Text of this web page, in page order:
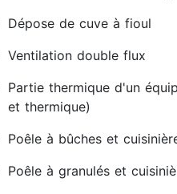
Dépose de cuve à fioul
Ventilation double flux
Partie thermique d'un
et thermique)
Poêle à bûches et
Poêle à granulés et